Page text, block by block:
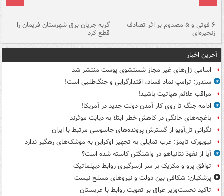
۶ فوتی و ۵ مصدوم بر اثر تصادف
زنجیره‌ای
گربه جریان برق شهرستان فریمان را
قطع کرد
آخرین اخبار
اسامی ژل‌های غیر مجاز شستشوی پوست منتشر شد
سندرز: ترامپ نماد فساد، اقتدارگرایی و جنگ‌طلبی است!
مراقب علائم هپاتیت باشید!
ادامه جنگ تا روی کار آمدن دولت جدید در آمریکا!
باغچه‌های خانگی در کاهش خطر ابتلا به دیابت موثرند
نگرانی تل‌آویو از گسترش پرونده‌های جاسوسی مرتبط با ایران
نیویورک تایمز: غرب تمایلی به تجهیز اوکراین به موشک‌های رهگیر ندارد
آیا از نفوذ نتانیاهو در واشنگتن کاسته شده است؟
توافق پرو و مکزیک بر سر ازسرگیری روابط دیپلماتیک
پزشکیان: شکافی بین دولت و نیروهای مسلح نیست
تاکید نخست‌وزیر عراق بر تقویت روابط با عربستان